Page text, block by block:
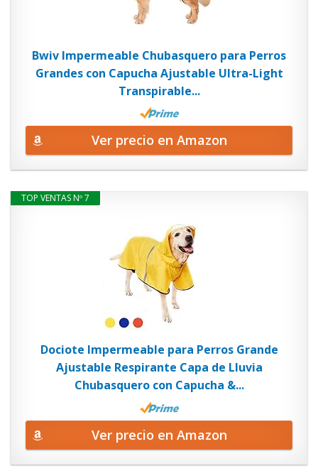
Bwiv Impermeable Chubasquero para Perros
Grandes con Capucha Ajustable Ultra-Light
Transpirable...
Ver precio en Amazon
TOP VENTAS Nº 7
Dociote Impermeable para Perros Grande
Ajustable Respirante Capa de Lluvia
Chubasquero con Capucha &...
Ver precio en Amazon